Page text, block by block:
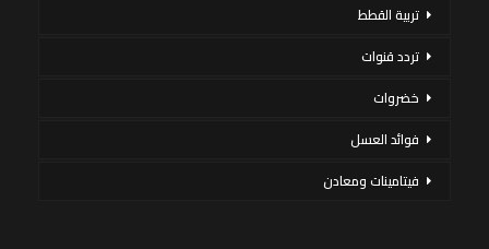
تربية القطط
تردد قنوات
خضروات
فوائد العسل
فيتامينات ومعادن